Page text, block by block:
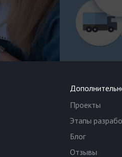
Проекты
Этапы
Блог
Отзывы